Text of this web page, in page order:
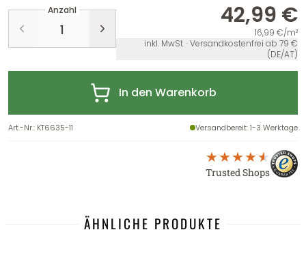
Anzahl 42,99 €
16,99 €/m²
inkl. MwSt. · Versandkostenfrei ab 79 €
(DE/AT)
In den Warenkorb
Art.-Nr.: KT6635-11 Versandbereit: 1-3 Werktage
Trusted Shops
ÄHNLICHE PRODUKTE